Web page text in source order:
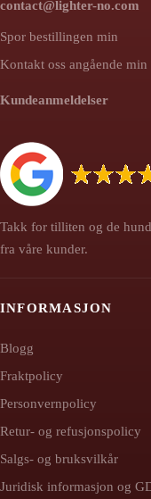
contact@lighter-no.com
Spor bestillingen min
Kontakt oss angående
Kundeanmeldelser
Takk for tilliten og de
fra våre kunder.
INFORMASJON
Blogg
Fraktpolicy
Personvernpolicy
Retur- og refusjonspolicy
Salgs- og bruksvilkår
Juridisk informasjon og